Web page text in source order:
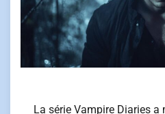
La série Vampire Diaries a